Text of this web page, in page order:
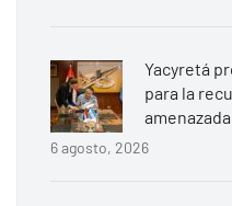
Yacyretá
para la
6 agosto, 2026